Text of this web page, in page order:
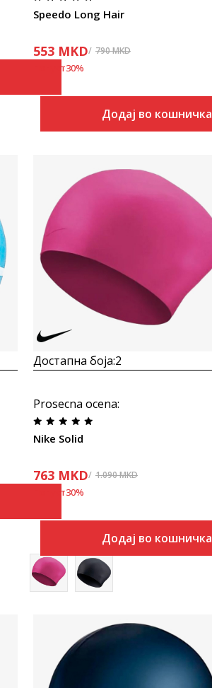
Speedo Long Hair
553 MKD 790MKD
Попуст30%
Додај во кошничка
Достапна боја:2
Prosecna ocena:
Nike Solid
763 MKD 1.090MKD
Попуст30%
Додај во кошничка